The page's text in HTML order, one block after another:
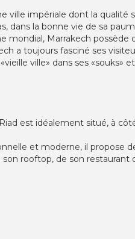
ville impériale dont la
dans la bonne vie de sa
mondial, Marrakech
a toujours fasciné ses
ville» dans ses
est idéalement situé, à
et moderne, il propose
rooftop, de son restaurant